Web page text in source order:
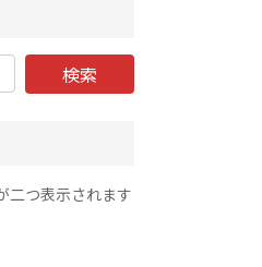
二つ表示されます